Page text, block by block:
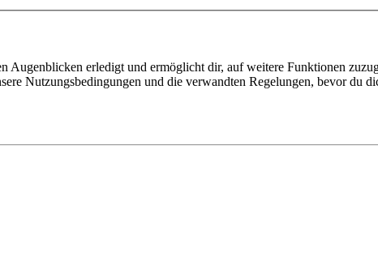
Augenblicken erledigt und ermöglicht dir, auf weitere Funktionen
Nutzungsbedingungen und die verwandten Regelungen, bevor du